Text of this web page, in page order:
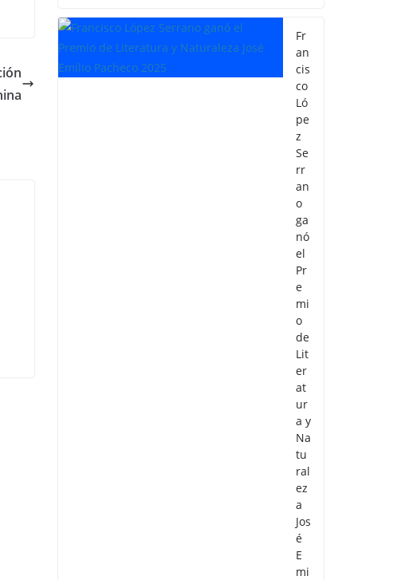
Fr
an
cis
co
Ló
pe
z
Se
rr
an
o
ga
nó
el
Pr
e
mi
o
de
Lit
er
at
ur
a y
Na
tu
ral
ez
a
Jos
é
E
mi